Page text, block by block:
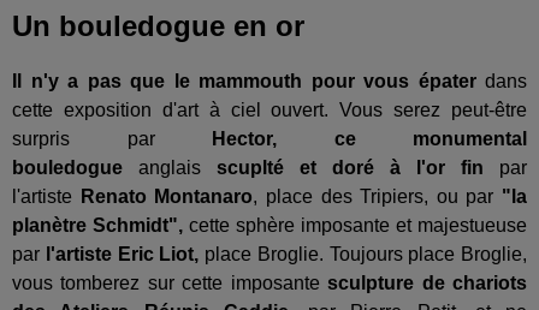
Un bouledogue en or
Il n'y a pas que le mammouth pour vous épaterdans
cette exposition d'art à ciel ouvert. Vous serez peut-être
surpris parHector, ce monumental
bouledogue anglais scuplté et doré à l'or fin par
l'artiste
Renato Montanaro, place des Tripiers, ou par "la
planètre Schmidt", cette sphère imposante et majestueuse
par l'artiste Eric Liot, place Broglie. Toujours place Broglie,
vous tomberez sur cette imposante sculpture de chariots